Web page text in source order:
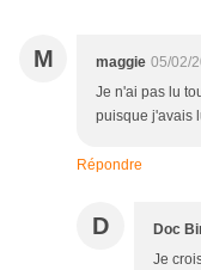
M maggie 05/02/
Je n'ai pas lu
puisque j'avais
Répondre
D Doc
Je